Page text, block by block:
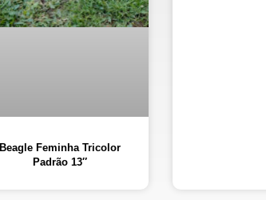
Beagle Feminha Tricolor
Padrão 13″